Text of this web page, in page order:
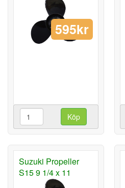
595kr
Köp
Suzuki Propeller
S15 9 1/4 x 11